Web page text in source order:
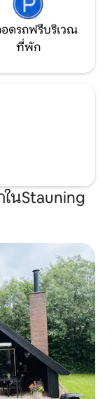
ดรถฟรีบริเวณ
ที่พัก
นStauning